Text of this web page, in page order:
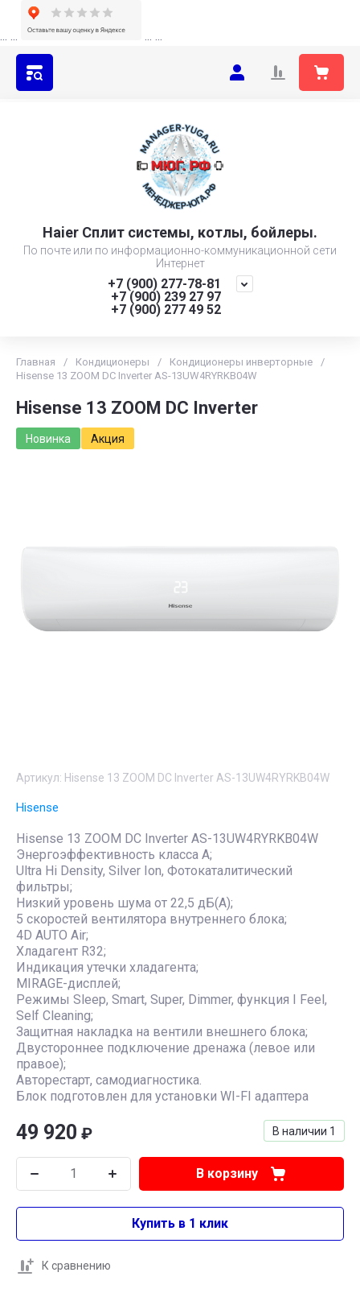
... ... ... ...
Haier Сплит системы, котлы, бойлеры.
По почте или по информационно-коммуникационной сети
Интернет
+7 (900) 277-78-81
+7 (900) 239 27 97
+7 (900) 277 49 52
Главная / Кондиционеры / Кондиционеры инверторные
/
Hisense 13 ZOOM DC Inverter AS-13UW4RYRKB04W
Hisense 13 ZOOM DC Inverter
Новинка Акция
Артикул: Hisense 13 ZOOM DC Inverter AS-13UW4RYRKB04W
Hisense
Hisense 13 ZOOM DC Inverter AS-13UW4RYRKB04W
Энергоэффективность класса А;
Ultra Hi Density, Silver Ion, Фотокаталитический
фильтры;
Низкий уровень шума от 22,5 дБ(А);
5 скоростей вентилятора внутреннего блока;
4D AUTO Air;
Хладагент R32;
Индикация утечки хладагента;
MIRAGE-дисплей;
Режимы Sleep, Smart, Super, Dimmer, функция I Feel,
Self Cleaning;
Защитная накладка на вентили внешнего блока;
Двустороннее подключение дренажа (левое или
правое);
Авторестарт, самодиагностика.
Блок подготовлен для установки WI-FI адаптера
В наличии 1
49 920 ₽
В корзину
Купить в 1 клик
К сравнению